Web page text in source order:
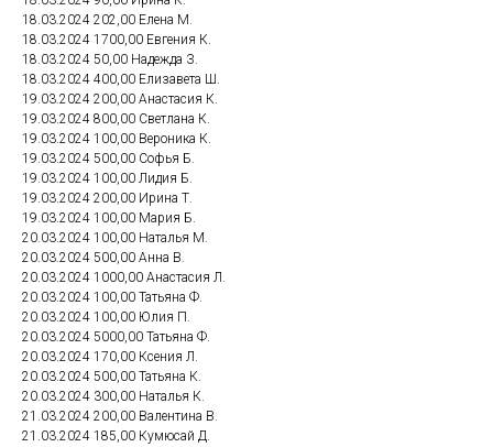
18.03.2024 202,00 Елена М.
18.03.2024 1700,00 Евгения К.
18.03.2024 50,00 Надежда З.
18.03.2024 400,00 Елизавета Ш.
19.03.2024 200,00 Анастасия К.
19.03.2024 800,00 Светлана К.
19.03.2024 100,00 Вероника К.
19.03.2024 500,00 Софья Б.
19.03.2024 100,00 Лидия Б.
19.03.2024 200,00 Ирина Т.
19.03.2024 100,00 Мария Б.
20.03.2024 100,00 Наталья М.
20.03.2024 500,00 Анна В.
20.03.2024 1000,00 Анастасия Л.
20.03.2024 100,00 Татьяна Ф.
20.03.2024 100,00 Юлия П.
20.03.2024 5000,00 Татьяна Ф.
20.03.2024 170,00 Ксения Л.
20.03.2024 500,00 Татьяна К.
20.03.2024 300,00 Наталья К.
21.03.2024 200,00 Валентина В.
21.03.2024 185,00 Кумюсай Д.